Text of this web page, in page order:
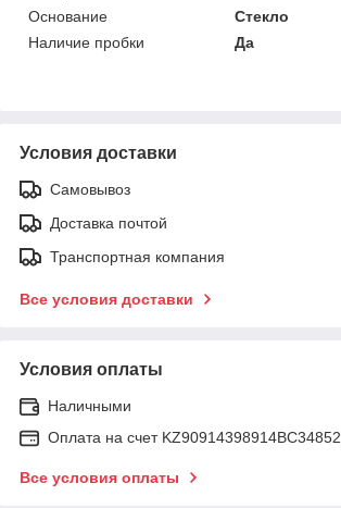
Основание
Стекло
Наличие пробки
Да
Условия доставки
Самовывоз
Доставка почтой
Транспортная компания
Все условия доставки
Условия оплаты
Наличными
Оплата на счет KZ90914398914ВС34852
Все условия оплаты